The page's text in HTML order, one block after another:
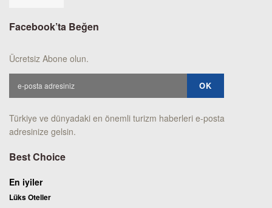
Facebook’ta Beğen
Ücretsiz Abone olun.
Türkiye ve dünyadaki en önemli turizm haberleri e-posta
adresinize gelsin.
Best Choice
En iyiler
Lüks Oteller